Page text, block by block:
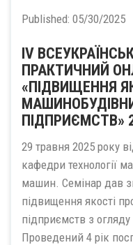
Published: 05/30/2025
ІV
ПРАКТИЧНИЙ
«ПІДВИЩЕННЯ
ПІДПРИЄМСТВ»
29 травня 2025 року
кафедри технології
машин. Семінар дав
підвищення якості
підприємств з
Проведений 4 рік